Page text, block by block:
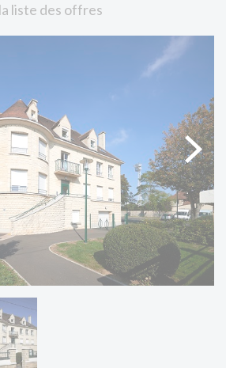
liste des offres